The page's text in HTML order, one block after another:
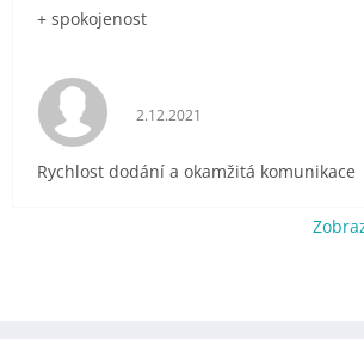
+ spokojenost
Hodnocení obchodu je 5 z 5
2.12.2021
Rychlost dodání a okamžitá komunikace